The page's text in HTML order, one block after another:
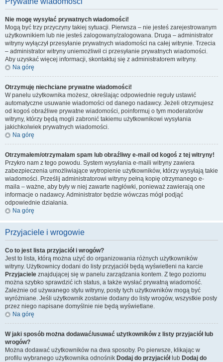
Nie mogę wysyłać prywatnych wiadomości!
Mogą być trzy przyczyny takiej sytuacji. Pierwsza – nie jesteś zarejestrowanym
użytkownikiem lub nie jesteś zalogowany/zalogowana. Druga – administrator
witryny wyłączył przesyłanie prywatnych wiadomości na całej witrynie. Trzecia
– administrator witryny uniemożliwił ci przesyłanie prywatnych wiadomości.
Aby uzyskać więcej informacji, skontaktuj się z administratorem witryny.
Na górę
Otrzymuję niechciane prywatne wiadomości!
W panelu użytkownika możesz, określając odpowiednie reguły ustawić
automatyczne usuwanie wiadomości od danego nadawcy. Jeżeli otrzymujesz
od kogoś obraźliwe prywatne wiadomości, poinformuj o tym moderatorów
witryny, którzy będą mogli zabronić takiemu użytkownikowi wysyłania
jakichkolwiek prywatnych wiadomości.
Na górę
Otrzymałem/otrzymałam spam lub obraźliwy e-mail od kogoś z tej witryny!
Przykro nam z tego powodu. System wysyłania e-maili witryny zawiera
zabezpieczenia umożliwiające wytropienie użytkowników, którzy wysyłają takie
wiadomości. Prześlij administratorowi witryny pełną kopię otrzymanego e-
maila – ważne, aby były w niej zawarte nagłówki, ponieważ zawierają one
informacje o nadawcy. Administrator będzie wówczas mógł podjąć
odpowiednie działania.
Na górę
Przyjaciele i wrogowie
Co to jest lista przyjaciół i wrogów?
Jest to lista, którą można użyć do organizowania różnych użytkowników
witryny. Użytkownicy dodani do listy przyjaciół będą wyświetleni na karcie
Przyjaciele znajdującej się w panelu zarządzania kontem. Z tego poziomu
można szybko sprawdzić ich status, a także wysłać prywatną wiadomość.
Zależnie od używanego stylu witryny, posty tych użytkowników mogą być
wyróżniane. Jeśli użytkownik zostanie dodany do listy wrogów, wszystkie posty
przez niego napisane domyślnie nie będą wyświetlane.
Na górę
W jaki sposób można dodawać/usuwać użytkowników z listy przyjaciół lub
wrogów?
Można dodawać użytkowników na dwa sposoby. Po pierwsze, klikając w
profilu wybranego użytkownika odnośnik Dodaj do przyjaciółlub Dodaj do